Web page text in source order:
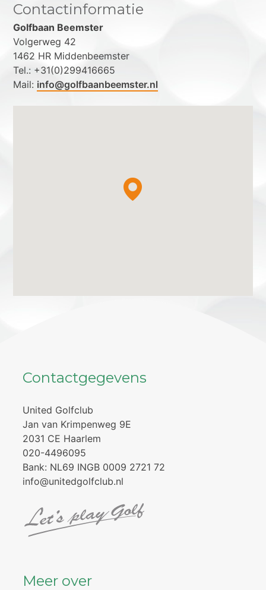
Contactinformatie
Golfbaan Beemster
Volgerweg 42
1462 HR Middenbeemster
Tel.: +31(0)299416665
Mail: info@golfbaanbeemster.nl
Contactgegevens
United Golfclub
Jan van Krimpenweg 9E
2031 CE Haarlem
020-4496095
Bank: NL69 INGB 0009 2721 72
info@unitedgolfclub.nl
Meer over